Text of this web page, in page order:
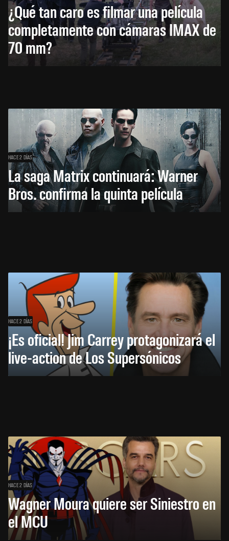
¿Qué tan caro es filmar una película
completamente con cámaras IMAX de
70 mm?
HACE 2 DÍAS
La saga Matrix continuará: Warner
Bros. confirma la quinta película
HACE 2 DÍAS
¡Es oficial! Jim Carrey protagonizará el
live-action de Los Supersónicos
HACE 2 DÍAS
Wagner Moura quiere ser Siniestro en
el MCU